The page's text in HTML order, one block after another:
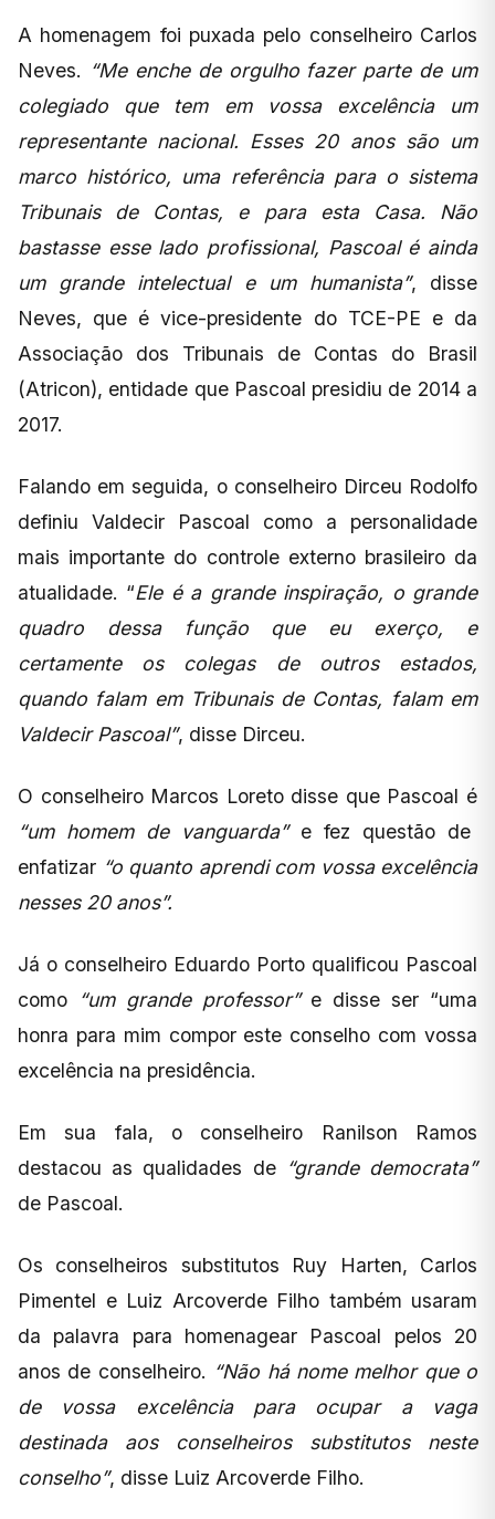
A homenagem foi puxada pelo conselheiro Carlos
Neves. “Me enche de orgulho fazer parte de um
colegiado que tem em vossa excelência um
representante nacional. Esses 20 anos são um
marco histórico, uma referência para o sistema
Tribunais de Contas, e para esta Casa. Não
bastasse esse lado profissional, Pascoal é ainda
um grande intelectual e um humanista”, disse
Neves, que é vice-presidente do TCE-PE e da
Associação dos Tribunais de Contas do Brasil
(Atricon), entidade que Pascoal presidiu de 2014 a
2017.
Falando em seguida, o conselheiro Dirceu Rodolfo
definiu Valdecir Pascoal como a personalidade
mais importante do controle externo brasileiro da
atualidade. “Ele é a grande inspiração, o grande
quadro dessa função que eu exerço, e
certamente os colegas de outros estados,
quando falam em Tribunais de Contas, falam em
Valdecir Pascoal”, disse Dirceu.
O conselheiro Marcos Loreto disse que Pascoal é
“um homem de vanguarda”e fez questão de
enfatizar “o quanto aprendi com vossa excelência
nesses 20 anos”.
Já o conselheiro Eduardo Porto qualificou Pascoal
como
“um grande professor” e disse ser “uma
honra para mim compor este conselho com vossa
excelência na presidência.
Em sua fala, o conselheiro Ranilson Ramos
destacou as qualidades de “grande democrata”
de Pascoal.
Os conselheiros substitutos Ruy Harten, Carlos
Pimentel e Luiz Arcoverde Filho também usaram
da palavra para homenagear Pascoal pelos 20
anos de conselheiro. “Não há nome melhor que o
de vossa excelência para ocupar a vaga
destinada aos conselheiros substitutos neste
conselho”, disse Luiz Arcoverde Filho.